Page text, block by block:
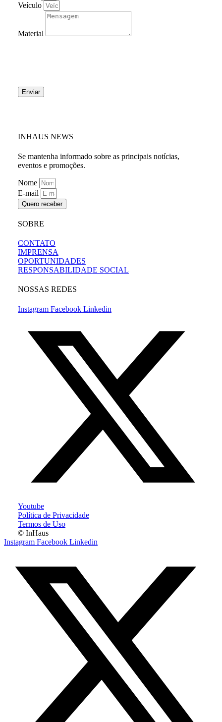
Veículo
Material
Enviar
INHAUS NEWS
Se mantenha informado sobre as principais notícias,
eventos e promoções.
Nome
E-mail
Quero receber
SOBRE
CONTATO
IMPRENSA
OPORTUNIDADES
RESPONSABILIDADE SOCIAL
NOSSAS REDES
Instagram Facebook Linkedin
Youtube
Política de Privacidade
Termos de Uso
© InHaus
Instagram Facebook Linkedin